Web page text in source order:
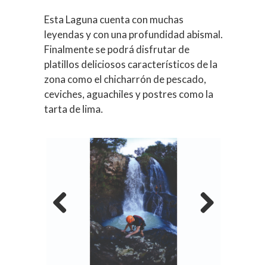
Esta Laguna cuenta con muchas
leyendas y con una profundidad abismal.
Finalmente se podrá disfrutar de
platillos deliciosos característicos de la
zona como el chicharrón de pescado,
ceviches, aguachiles y postres como la
tarta de lima.
Previous